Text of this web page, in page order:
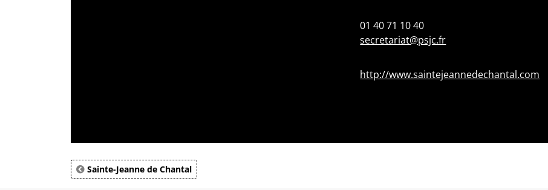
01 40 71 10 40
secretariat@psjc.fr
http://www.saintejeannedechantal.com
Sainte-Jeanne de Chantal